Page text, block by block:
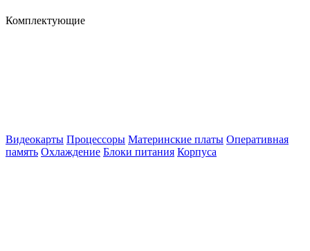
Комплектующие
Видеокарты Процессоры Материнские платы Оперативная
память Охлаждение Блоки питания Корпуса